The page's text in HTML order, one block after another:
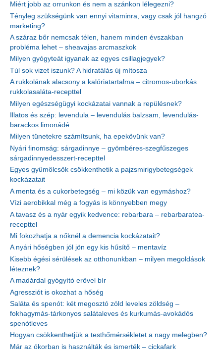
Miért jobb az orrunkon és nem a szánkon lélegezni?
Tényleg szükségünk van ennyi vitaminra, vagy csak jól hangzó
marketing?
A száraz bőr nemcsak télen, hanem minden évszakban
probléma lehet – sheavajas arcmaszkok
Milyen gyógyteát igyanak az egyes csillagjegyek?
Túl sok vizet iszunk? A hidratálás új mítosza
A rukkolának alacsony a kalóriatartalma – citromos-uborkás
rukkolasaláta-recepttel
Milyen egészségügyi kockázatai vannak a repülésnek?
Illatos és szép: levendula – levendulás balzsam, levendulás-
barackos limonádé
Milyen tünetekre számítsunk, ha epekövünk van?
Nyári finomság: sárgadinnye – gyömbéres-szegfűszeges
sárgadinnyedesszert-recepttel
Egyes gyümölcsök csökkenthetik a pajzsmirigybetegségek
kockázatait
A menta és a cukorbetegség – mi közük van egymáshoz?
Vízi aerobikkal még a fogyás is könnyebben megy
A tavasz és a nyár egyik kedvence: rebarbara – rebarbaratea-
recepttel
Mi fokozhatja a nőknél a demencia kockázatait?
A nyári hőségben jól jön egy kis hűsítő – mentavíz
Kisebb égési sérülések az otthonunkban – milyen megoldások
léteznek?
A madárdal gyógyító erővel bír
Agressziót is okozhat a hőség
Saláta és spenót: két megosztó zöld leveles zöldség –
fokhagymás-tárkonyos salátaleves és kurkumás-avokádós
spenótleves
Hogyan csökkenthetjük a testhőmérsékletet a nagy melegben?
Már az ókorban is használták és ismerték – cickafark